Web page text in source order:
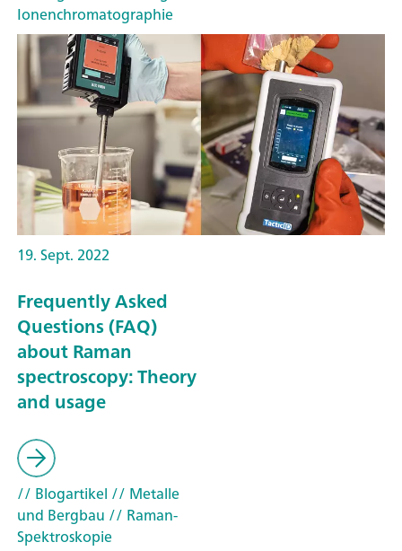
Ionenchromatographie
19. Sept. 2022
Frequently Asked
Questions (FAQ)
about Raman
spectroscopy: Theory
and usage
// Blogartikel // Metalle
und Bergbau // Raman-
Spektroskopie